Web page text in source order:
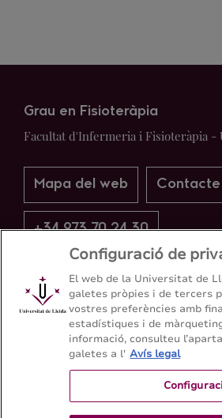
Grau en Fisioteràpia
Facultat d'Infermeria i Fisioteràpia -
Mapa del web Contacte
+34 973 70 24 30
Configuració de
El web de la Universitat de
galetes pròpies i de tercers
vostres preferències amb
estadístiques i de
informació, consulteu
galetes a l' Avís legal